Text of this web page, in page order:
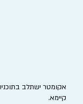
אקומטר ישתלב
קיימא.